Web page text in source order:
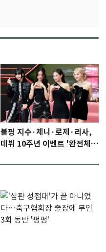
블핑 지수·제니·로제·리사,
데뷔 10주년 이벤트 '완전체'